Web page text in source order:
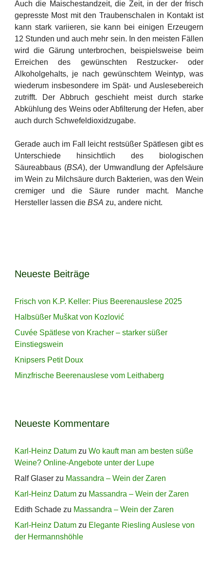
Auch die Maischestandzeit, die Zeit, in der der frisch
gepresste Most mit den Traubenschalen in Kontakt ist
kann stark variieren, sie kann bei einigen Erzeugern
12 Stunden und auch mehr sein. In den meisten Fällen
wird die Gärung unterbrochen, beispielsweise beim
Erreichen des gewünschten Restzucker- oder
Alkoholgehalts, je nach gewünschtem Weintyp, was
wiederum insbesondere im Spät- und Auslesebereich
zutrifft. Der Abbruch geschieht meist durch starke
Abkühlung des Weins oder Abfilterung der Hefen, aber
auch durch Schwefeldioxidzugabe.
Gerade auch im Fall leicht restsüßer Spätlesen gibt es
Unterschiede hinsichtlich des biologischen
Säureabbaus (BSA), der Umwandlung der Apfelsäure
im Wein zu Milchsäure durch Bakterien, was den Wein
cremiger und die Säure runder macht. Manche
Hersteller lassen die BSA zu, andere nicht.
Neueste Beiträge
Frisch von K.P. Keller: Pius Beerenauslese 2025
Halbsüßer Muškat von Kozlović
Cuvée Spätlese von Kracher – starker süßer
Einstiegswein
Knipsers Petit Doux
Minzfrische Beerenauslese vom Leithaberg
Neueste Kommentare
Karl-Heinz Datum zu Wo kauft man am besten süße
Weine? Online-Angebote unter der Lupe
Ralf Glaser zu Massandra – Wein der Zaren
Karl-Heinz Datum zu Massandra – Wein der Zaren
Edith Schade zu Massandra – Wein der Zaren
Karl-Heinz Datum zu Elegante Riesling Auslese von
der Hermannshöhle